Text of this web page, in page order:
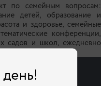
по семейным вопросам:
детей, образование и
и здоровье, семейные
конференции,
садов и школ, ежедневно
конкурсы.